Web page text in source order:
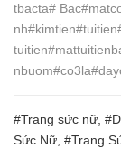
tbacta#
#Trang sức nữ,
Sức Nữ, #Trang